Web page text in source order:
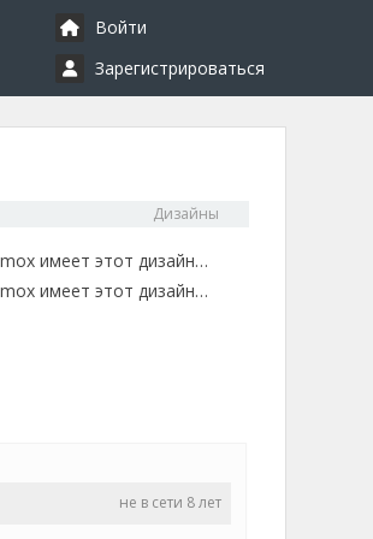
Войти
Зарегистрироваться
Дизайны
имеет этот дизайн…
имеет этот дизайн…
не в сети 8 лет